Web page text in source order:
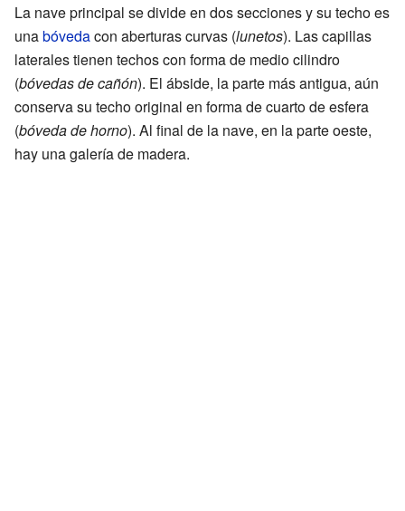
La nave principal se divide en dos secciones y su techo es
unabóvedacon aberturas curvas (lunetos). Las capillas
laterales tienen techos con forma de medio cilindro
(bóvedas de cañón). El ábside, la parte más antigua, aún
conserva su techo original en forma de cuarto de esfera
(bóveda de horno). Al final de la nave, en la parte oeste,
hay una galería de madera.